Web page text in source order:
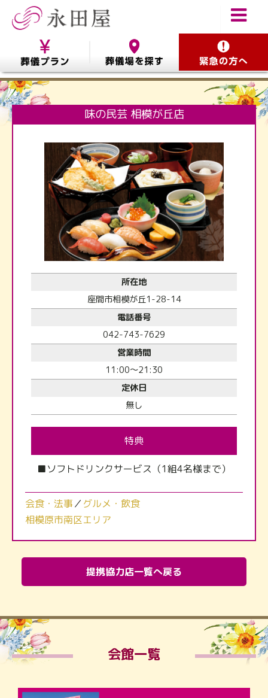
味の民芸 相模が丘店
所在地
座間市相模が丘1-28-14
電話番号
042-743-7629
営業時間
11:00～21:30
定休日
無し
特典
■ソフトドリンクサービス（1組4名様まで）
会食・法事／ グルメ・飲食
相模原市南区エリア
提携協力店一覧へ戻る
会館一覧